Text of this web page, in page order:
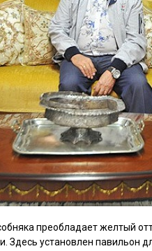
преобладает желтый
Здесь установлен павильон